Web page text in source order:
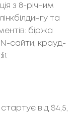
з 8-річним
та
біржа
сайти, крауд-
стартує від $4,5,